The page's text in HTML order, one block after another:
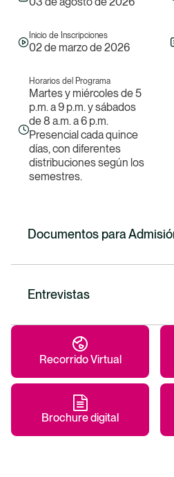
Descubre planes de pago,
para hacer realidad
Ir a
Inscripciones
Programas Académicos
Facultades
Vida Universitaria
Inicio de Inscripciones
02 de marzo de 2026
Horarios del Programa
Martes y miércoles de 5
p.m. a 9 p.m. y sábados
de 8 a.m. a 6 p.m.
Presencial cada quince
días, con diferentes
distribuciones según los
semestres.
Documentos para
Entrevistas
Recorrido Virtual
Brochure digital